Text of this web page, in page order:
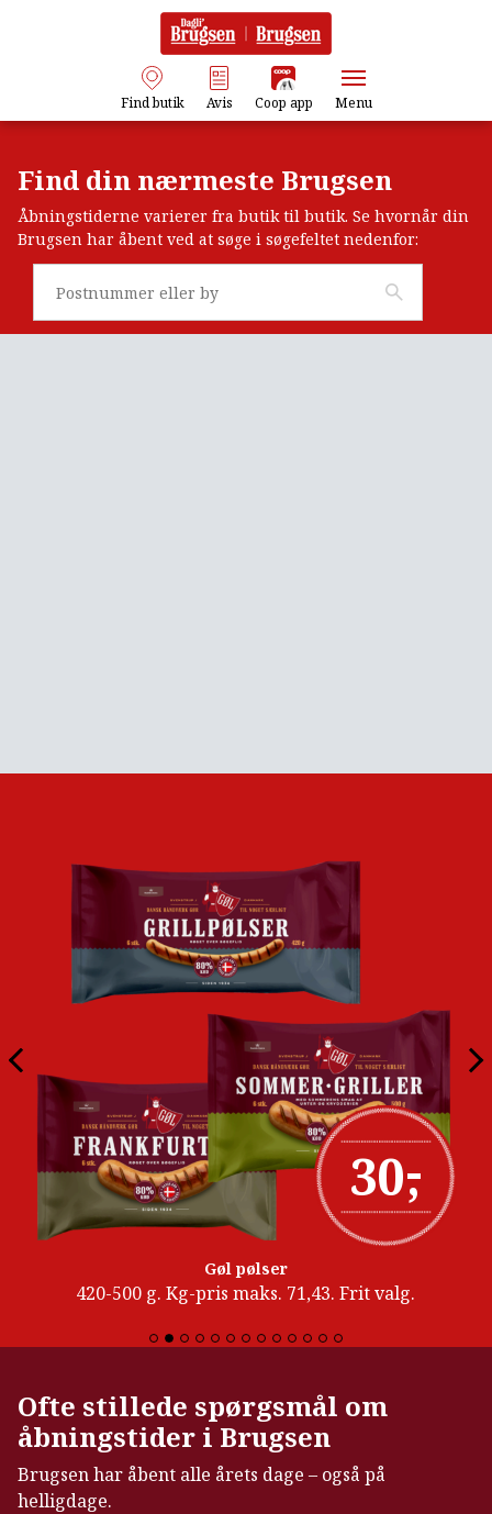
Find butik Avis Coop app Menu
Find din nærmeste Brugsen
Åbningstiderne varierer fra butik til butik. Se hvornår din
Brugsen har åbent ved at søge i søgefeltet nedenfor:
30,
-
Gøl pølser
420-500 g. Kg-pris maks. 71,43. Frit valg.
Ofte stillede spørgsmål om
åbningstider i Brugsen
Brugsen har åbent alle årets dage – også på
helligdage.